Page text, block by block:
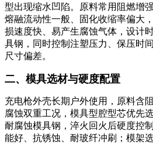
型出现缩水凹陷。原料常用阻燃增
熔融流动性一般、固化收缩率偏大
损速度快、易产生腐蚀气体，设计
具钢，同时控制注塑压力、保压时
尺寸偏差。
二、模具选材与硬度配置
充电枪外壳长期户外使用，原料含
腐蚀双重工况，模具型腔型芯优先
耐腐蚀模具钢，淬火回火后硬度控
能好、抗锈蚀、耐玻纤冲刷；模架选